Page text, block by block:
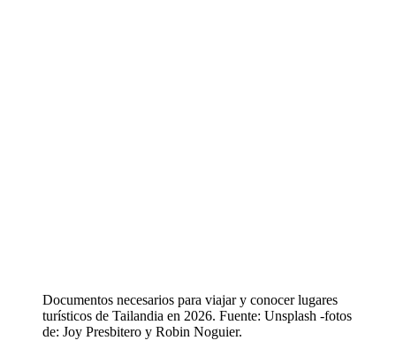
Documentos necesarios para viajar y conocer lugares
turísticos de Tailandia en 2026. Fuente: Unsplash -fotos
de: Joy Presbitero y Robin Noguier.